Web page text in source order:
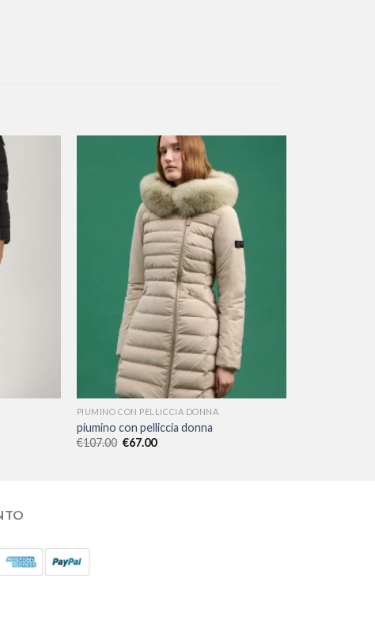
PIUMINO CON PELLICCIA DONNA
piumino con pelliccia donna
€107.00 €67.00